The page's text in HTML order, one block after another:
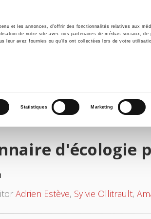
et les annonces, d'offrir des fonctionnalités relatives aux
de notre site avec nos partenaires de médias sociaux,
leur avez fournies ou qu'ils ont collectées lors de votre
Statistiques Marketing
Environment History
d'écologie
Adrien Estève, Sylvie Ollitrault,